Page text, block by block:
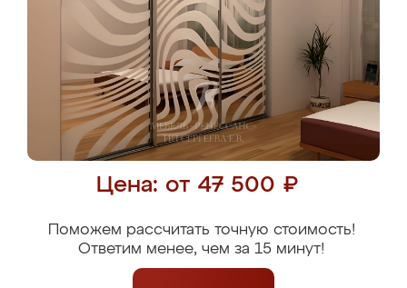
Цена: от 47 500 ₽
Поможем рассчитать точную стоимость!
Ответим менее, чем за 15 минут!